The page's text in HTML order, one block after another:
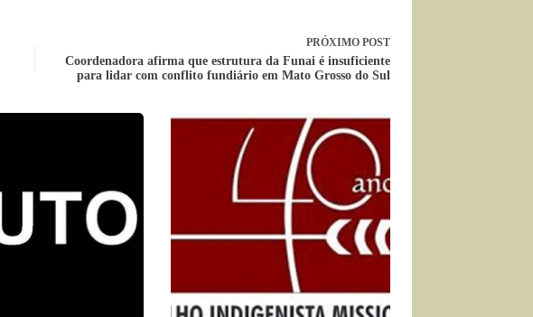
PRÓXIMO POST
Coordenadora afirma que estrutura da Funai é insuficiente
para lidar com conflito fundiário em Mato Grosso do Sul